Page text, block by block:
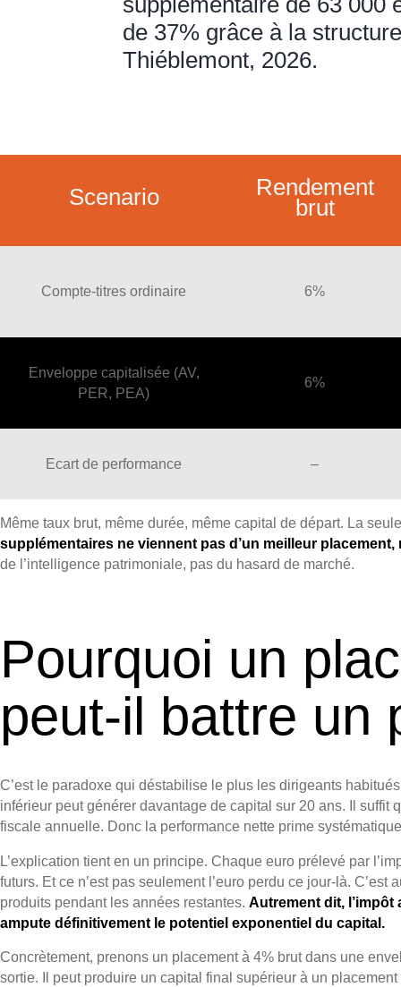
de 37% grâce à la
Thiéblemont, 2026.
Scenario Rendement
brut
Compte-titres ordinaire 6%
Enveloppe capitalisée (AV,
PER, PEA)
6%
Ecart de performance –
Même taux brut, même durée, même capital de départ. La
supplémentaires ne viennent pas d’un meilleur placement,
de l’intelligence patrimoniale, pas du hasard de marché.
Pourquoi un
peut-il battre un
C’est le paradoxe qui déstabilise le plus les dirigeants
inférieur peut générer davantage de capital sur 20 ans. Il
fiscale annuelle. Donc la performance nette prime
L’explication tient en un principe. Chaque euro prélevé par
futurs. Et ce n’est pas seulement l’euro perdu ce jour-là.
produits pendant les années restantes. Autrement dit,
ampute définitivement le potentiel exponentiel du capital.
Concrètement, prenons un placement à 4% brut dans une
sortie. Il peut produire un capital final supérieur à un